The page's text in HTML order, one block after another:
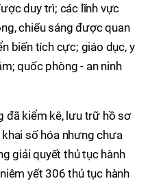
duy trì; các lĩnh vực
chiếu sáng được quan
biến tích cực; giáo dục, y
quốc phòng - an ninh
đã kiểm kê, lưu trữ hồ sơ
số hóa nhưng chưa
giải quyết thủ tục hành
yết 306 thủ tục hành